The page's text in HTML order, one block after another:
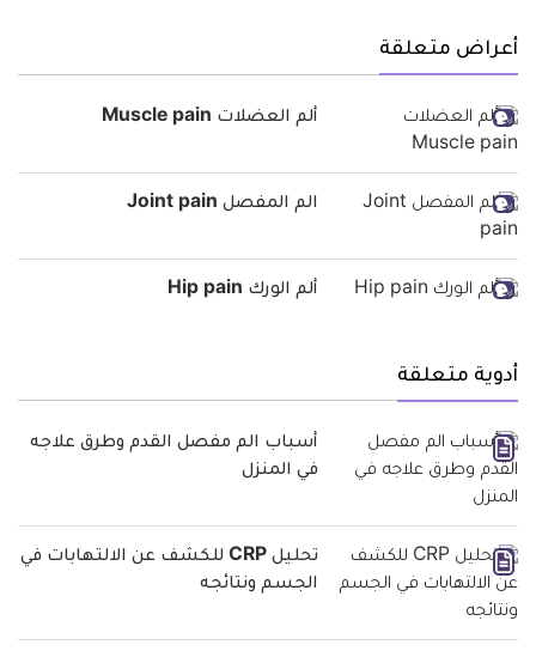
أعراض متعلقة
ألم العضلات Muscle pain
الم المفصل Joint pain
ألم الورك Hip pain
أدوية متعلقة
أسباب الم مفصل القدم وطرق علاجه
في المنزل
تحليل CRP للكشف عن الالتهابات في
الجسم ونتائجه